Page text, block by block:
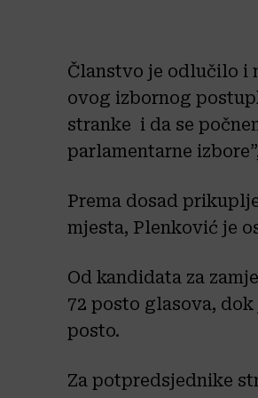
Članstvo je odlučilo i
ovog izbornog
stranke i da se
parlamentarne
Prema dosad
mjesta, Plenković je
Od kandidata za
72 posto glasova,
posto.
Za potpredsjednike